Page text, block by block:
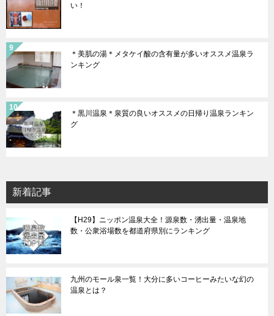
い！
＊美肌の湯＊メタケイ酸の含有量が多いオススメ温泉ラ
ンキング
＊黒川温泉＊泉質の良いオススメの日帰り温泉ランキン
グ
新着記事
【H29】ニッポン温泉大全！源泉数・湧出量・温泉地
数・公衆浴場数を都道府県別にランキング
九州のモール泉一覧！大分に多いコーヒーみたいな幻の
温泉とは？